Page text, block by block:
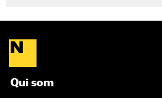
Qui som